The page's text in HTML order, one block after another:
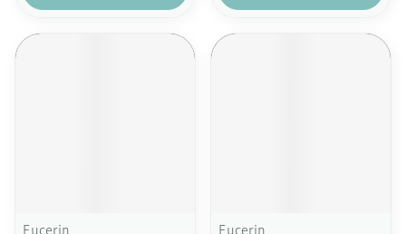
Eucerin Eucerin